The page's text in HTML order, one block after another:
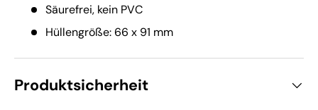
Säurefrei, kein PVC
Hüllengröße: 66 x 91 mm
Produktsicherheit